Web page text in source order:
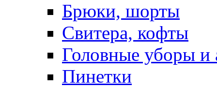
Брюки, шорты
Свитера, кофты
Головные уборы и
Пинетки